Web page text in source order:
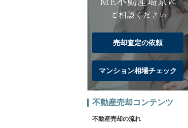
売却査定の依頼
マンション相場チェック
不動産売却コンテンツ
不動産売却の流れ